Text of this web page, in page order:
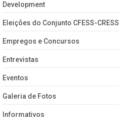
Development
Eleições do Conjunto CFESS-CRESS
Empregos e Concursos
Entrevistas
Eventos
Galeria de Fotos
Informativos